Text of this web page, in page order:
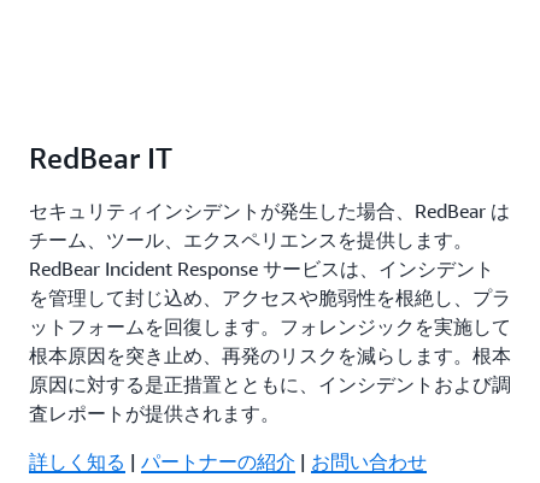
RedBear IT
セキュリティインシデントが発生した場合、RedBear は
チーム、ツール、エクスペリエンスを提供します。
RedBear Incident Response サービスは、インシデント
を管理して封じ込め、アクセスや脆弱性を根絶し、プラ
ットフォームを回復します。フォレンジックを実施して
根本原因を突き止め、再発のリスクを減らします。根本
原因に対する是正措置とともに、インシデントおよび調
査レポートが提供されます。
詳しく知る | パートナーの紹介 | お問い合わせ